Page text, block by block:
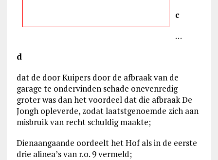
c
…
d
dat de door Kuipers door de afbraak van de
garage te ondervinden schade onevenredig
groter was dan het voordeel dat die afbraak De
Jongh opleverde, zodat laatstgenoemde zich aan
misbruik van recht schuldig maakte;
Dienaangaande oordeelt het Hof als in de eerste
drie alinea’s van r.o. 9 vermeld;